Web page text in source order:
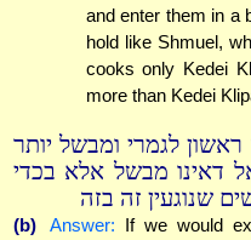
and enter them in a
hold like Shmuel,
cooks only Kedei
more than Kedei
ראשון לגמרי ומבשל יותר
דאינו מבשל אלא בכדי
שנוגעין זה בזה
(b) Answer: If we would